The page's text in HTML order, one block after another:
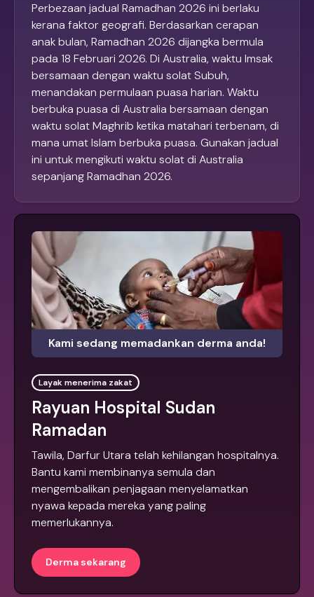
Perbezaan jadual Ramadhan 2026 ini berlaku
kerana faktor geografi. Berdasarkan cerapan
anak bulan, Ramadhan 2026 dijangka bermula
pada 18 Februari 2026. Di Australia, waktu Imsak
bersamaan dengan waktu solat Subuh,
menandakan permulaan puasa harian. Waktu
berbuka puasa di Australia bersamaan dengan
waktu solat Maghrib ketika matahari terbenam, di
mana umat Islam berbuka puasa. Gunakan jadual
ini untuk mengikuti waktu solat di Australia
sepanjang Ramadhan 2026.
Kami sedang memadankan derma anda!
Layak menerima zakat
Rayuan Hospital Sudan
Ramadan
Tawila, Darfur Utara telah kehilangan hospitalnya.
Bantu kami membinanya semula dan
mengembalikan penjagaan menyelamatkan
nyawa kepada mereka yang paling
memerlukannya.
Derma sekarang